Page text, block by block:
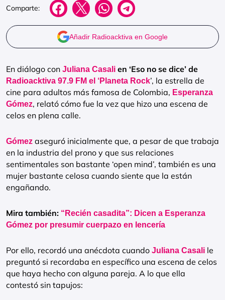
Comparte:
Añadir Radioacktiva en Google
En diálogo con Juliana Casali en ‘Eso no se dice’ de
Radioacktiva 97.9 FM el ‘Planeta Rock’, la estrella de
cine para adultos más famosa de Colombia, Esperanza
Gómez, relató cómo fue la vez que hizo una escena de
celos en plena calle.
Gómez aseguró inicialmente que, a pesar de que trabaja
en la industria del prono y que sus relaciones
sentimentales son bastante ‘open mind’, también es una
mujer bastante celosa cuando siente que la están
engañando.
Mira también: “Recién casadita”: Dicen a Esperanza
Gómez por presumir cuerpazo en lencería
Por ello, recordó una anécdota cuando Juliana Casali le
preguntó si recordaba en específico una escena de celos
que haya hecho con alguna pareja. A lo que ella
contestó sin tapujos: